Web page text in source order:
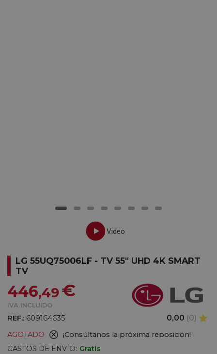
LG 55UQ75006LF - TV 55" UHD 4K SMART
TV
446,49€
IVA INCLUIDO
REF.: 609164635 0,00 (0)
AGOTADO
¡Consúltanos la próxima reposición!
GASTOS DE ENVÍO: Gratis